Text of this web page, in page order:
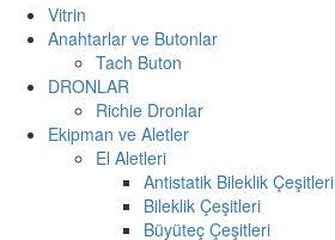
Vitrin
Anahtarlar ve Butonlar
Tach Buton
DRONLAR
Richie Dronlar
Ekipman ve Aletler
El Aletleri
Antistatik Bileklik Çeşitleri
Bileklik Çeşitleri
Büyüteç Çeşitleri